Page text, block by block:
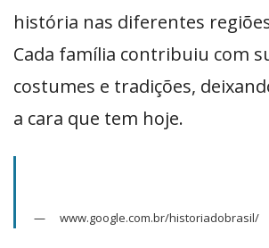
história nas diferentes
Cada família contribuiu com
costumes e tradições,
a cara que tem hoje.
www.google.com.br/historiadobrasil/